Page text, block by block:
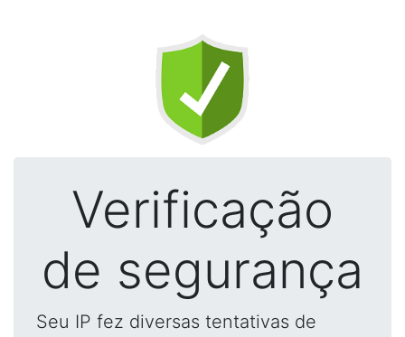
Verificação
de segurança
Seu IP fez diversas tentativas de